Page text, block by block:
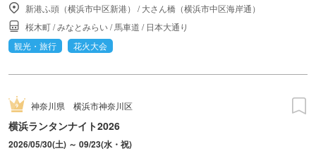
新港ふ頭（横浜市中区新港） /大さん橋（横浜市中区海岸通）
桜木町/みなとみらい/馬車道 / 日本大通り
観光・旅行
花火大会
神奈川県 横浜市神奈川区
横浜ランタンナイト2026
2026/05/30(土) ～ 09/23(水・祝)